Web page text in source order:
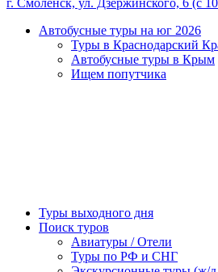
г. Смоленск, ул. Дзержинского, 6 (с
Автобусные туры на юг 2026
Туры в Краснодарский
Автобусные туры в Крым
Ищем попутчика
Туры выходного дня
Поиск туров
Авиатуры / Отели
Туры по РФ и СНГ